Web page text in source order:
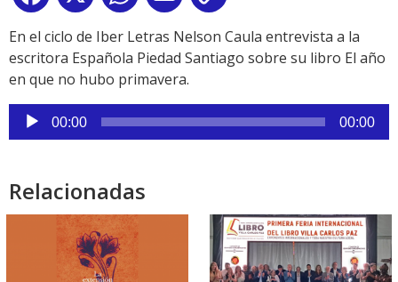
Link
En el ciclo de Iber Letras Nelson Caula entrevista a la
escritora Española Piedad Santiago sobre su libro El año
en que no hubo primavera.
Reproductor
de
00:00 00:00
Relacionadas